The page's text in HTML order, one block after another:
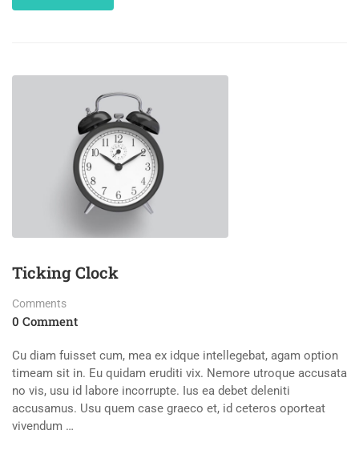
MORE
Ticking Clock
Comments
0 Comment
Cu diam fuisset cum, mea ex idque intellegebat, agam option
timeam sit in. Eu quidam eruditi vix. Nemore utroque accusata
no vis, usu id labore incorrupte. Ius ea debet deleniti
accusamus. Usu quem case graeco et, id ceteros oporteat
vivendum …